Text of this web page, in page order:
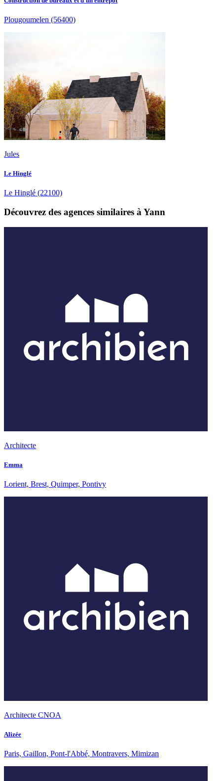
Plougoumelen (56400)
Jules
Le Hinglé
Le Hinglé (22100)
Découvrez des agences similaires à Yann
Architecte
Emma
Lorient, Brest, Quimper, Pontivy
Architecte CNOA
Alizée
Paris, Gaillon, Pont-l'Abbé, Montravers, Mimizan